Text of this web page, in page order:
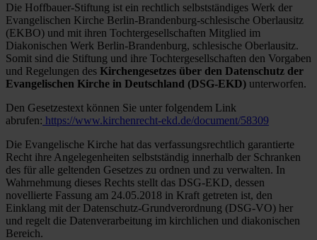
Die Hoffbauer-Stiftung ist ein rechtlich selbstständiges Werk der
Evangelischen Kirche Berlin-Brandenburg-schlesische Oberlausitz
(EKBO) und mit ihren Tochtergesellschaften Mitglied im
Diakonischen Werk Berlin-Brandenburg, schlesische Oberlausitz.
Somit sind die Stiftung und ihre Tochtergesellschaften den Vorgaben
und Regelungen des Kirchengesetzes über den Datenschutz der
Evangelischen Kirche in Deutschland (DSG-EKD) unterworfen.
Den Gesetzestext können Sie unter folgendem Link
abrufen: https://www.kirchenrecht-ekd.de/document/58309
Die Evangelische Kirche hat das verfassungsrechtlich garantierte
Recht ihre Angelegenheiten selbstständig innerhalb der Schranken
des für alle geltenden Gesetzes zu ordnen und zu verwalten. In
Wahrnehmung dieses Rechts stellt das DSG-EKD, dessen
novellierte Fassung am 24.05.2018 in Kraft getreten ist, den
Einklang mit der Datenschutz-Grundverordnung (DSG-VO) her
und regelt die Datenverarbeitung im kirchlichen und diakonischen
Bereich.